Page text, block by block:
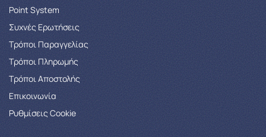
Point System
Συχνές Ερωτήσεις
Τρόποι Παραγγελίας
Tρόποι Πληρωμής
Τρόποι Αποστολής
Επικοινωνία
Ρυθμίσεις Cookie